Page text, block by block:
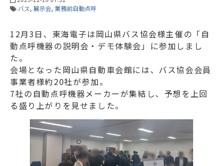
バス 展示会 業務前自動点呼
12月3日、東海電子は岡山県バス協会様主催の「自
動点呼機器の説明会・デモ体験会」に参加しまし
た。
会場となった岡山県自動車会館には、バス協会会員
事業者様約20社が参加。
7社の自動点呼機器メーカーが集結し、予想を上回
る盛り上がりを見せました。